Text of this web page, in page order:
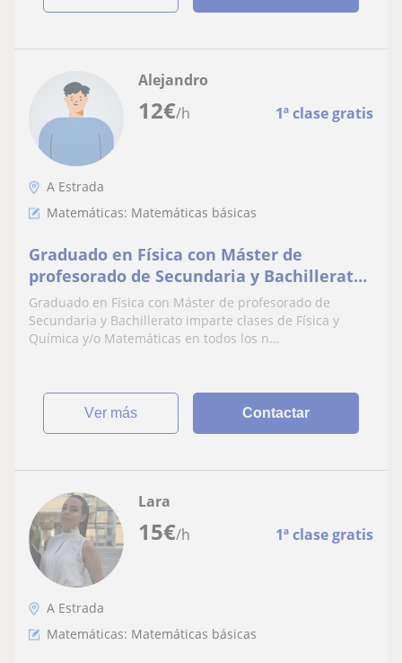
12€/h 1ª clase gratis
Alejandro
A Estrada
Matemáticas: Matemáticas básicas
Graduado en Física con Máster de
profesorado de Secundaria y Bachillerato
imparte clases de Física y Química y/o
Matemáticas en todos los niveles de Eso o
Bachillerato
Graduado en Física con Máster de profesorado de
Secundaria y Bachillerato imparte clases de Física y
Química y/o Matemáticas en todos los n...
ver más Contactar
15€/h 1ª clase gratis
Lara
A Estrada
Matemáticas: Matemáticas básicas